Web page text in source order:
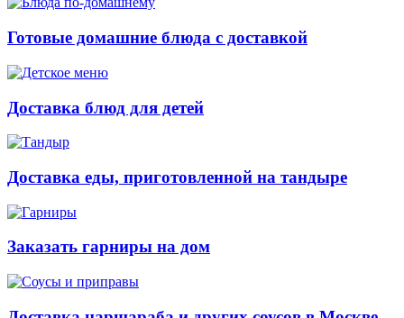
Готовые домашние блюда с доставкой
Доставка блюд для детей
Доставка еды, приготовленной на тандыре
Заказать гарниры на дом